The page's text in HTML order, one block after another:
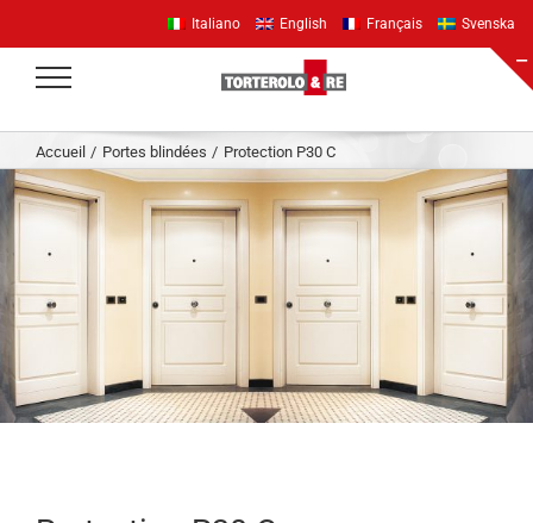
contenu
Accueil Portes blindées Protection P30 C
Italiano English Français Svenska